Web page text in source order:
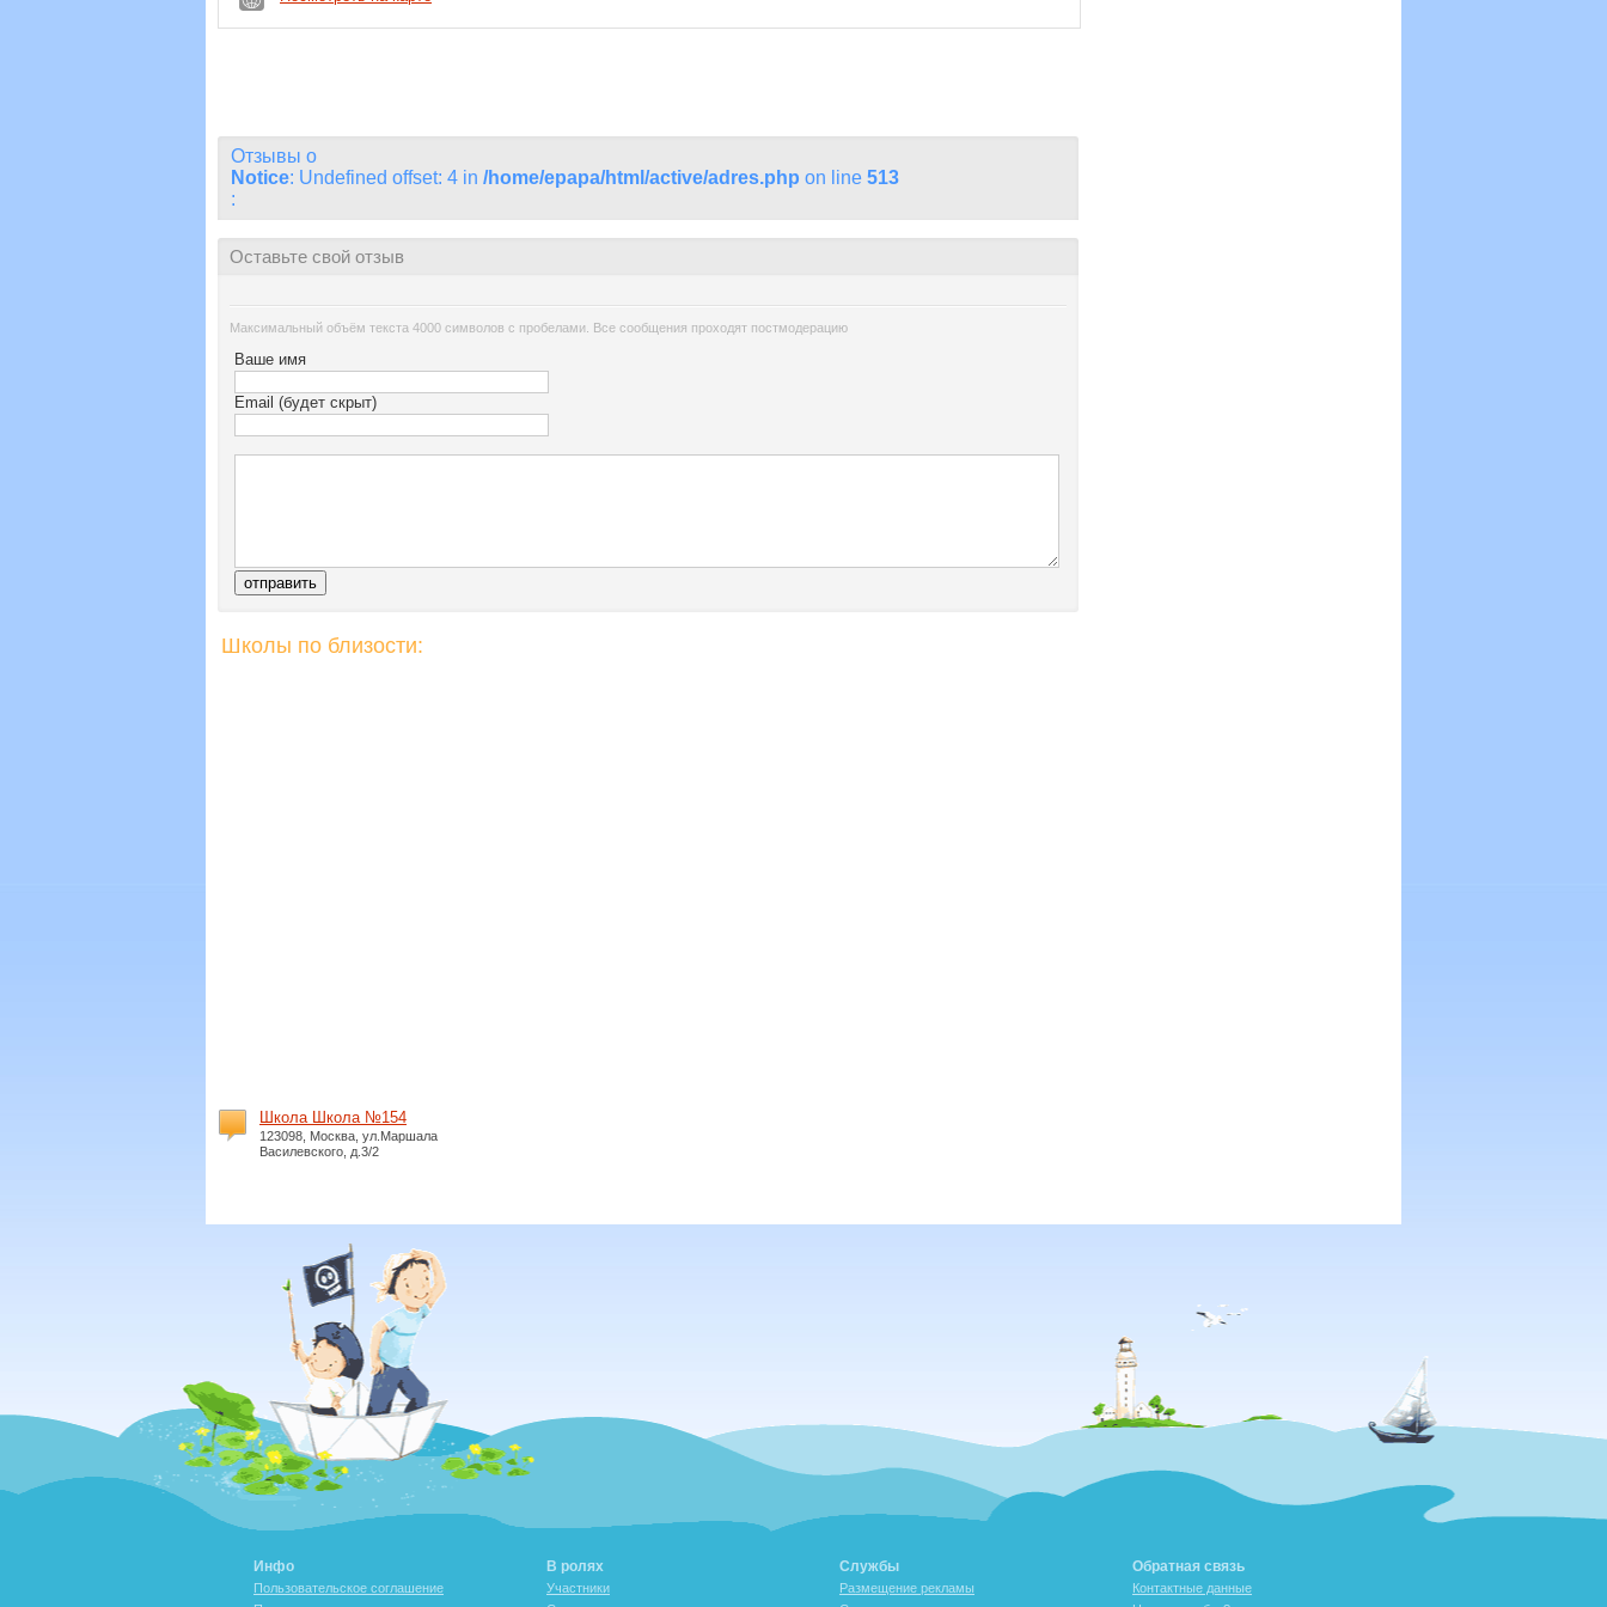
Отзывы о
Notice: Undefined offset: 4 in /home/epapa/html/active/adres.php on line 513
:
Оставьте свой отзыв
Максимальный объём текста 4000 символов с пробелами. Все сообщения проходят постмодерацию
Ваше имя
Email (будет скрыт)
Школы по близости:
Школа Школа №154
123098, Москва, ул.Маршала
Василевского, д.3/2
Инфо
Пользовательское соглашение
В ролях
Участники
Службы
Размещение рекламы
Обратная связь
Контактные данные